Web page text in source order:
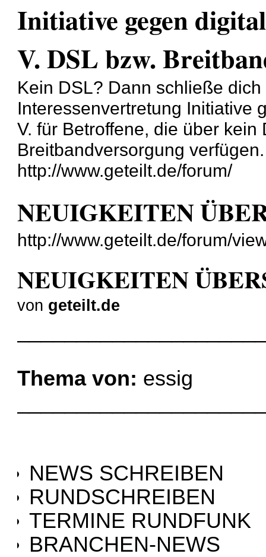
Initiative gegen
V. DSL bzw.
Kein DSL? Dann schließe
Interessenvertretung Initiative
V. für Betroffene, die über
Breitbandversorgung verfügen.
http://www.geteilt.de/forum/
NEUIGKEITEN
http://www.geteilt.de/forum/
NEUIGKEITEN
von geteilt.de
Thema von: essig
NEWS SCHREIBEN
RUNDSCHREIBEN
TERMINE RUNDFUNK
BRANCHEN-NEWS